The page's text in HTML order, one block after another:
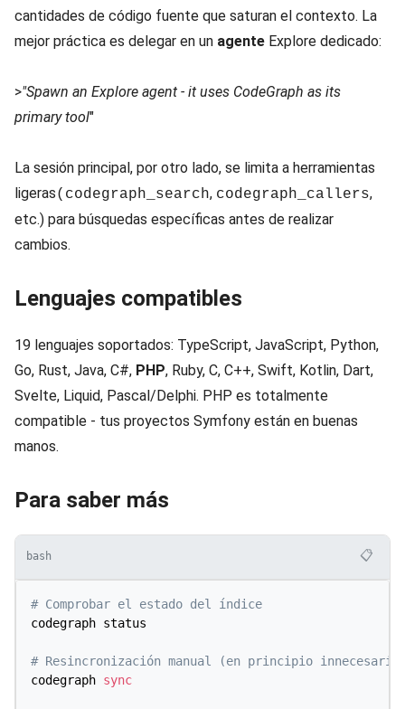
cantidades de código fuente que saturan el contexto. La
mejor práctica es delegar en un agente Explore dedicado:
>"Spawn an Explore agent - it uses CodeGraph as its
primary tool"
La sesión principal, por otro lado, se limita a herramientas
ligeras(codegraph_search, codegraph_callers,
etc.) para búsquedas específicas antes de realizar
cambios.
Lenguajes compatibles
19 lenguajes soportados: TypeScript, JavaScript, Python,
Go, Rust, Java, C#, PHP, Ruby, C, C++, Swift, Kotlin, Dart,
Svelte, Liquid, Pascal/Delphi. PHP es totalmente
compatible - tus proyectos Symfony están en buenas
manos.
Para saber más
bash 📋
# Comprobar el estado del índice
codegraph status
# Resincronización manual (en principio
codegraph sync